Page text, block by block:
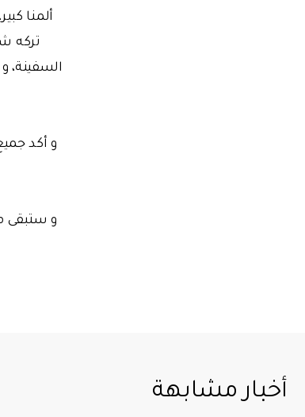
ألمنا
تركه
السفينة،
و أكد
و ستبقى
أخبار مشابهة